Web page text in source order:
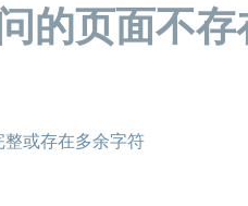
的页面不存
整或存在多余字符